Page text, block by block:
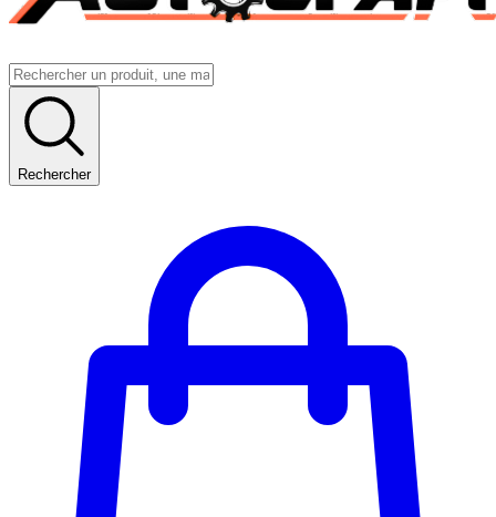
Rechercher